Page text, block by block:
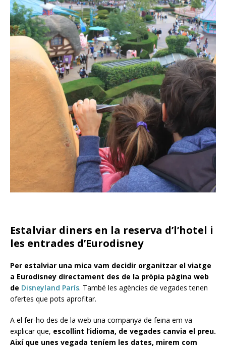
Estalviar diners en la reserva d’l’hotel i
les entrades d’Eurodisney
Per estalviar una mica vam decidir organitzar el viatge
a Eurodisney directament des de la pròpia pàgina web
de Disneyland París. També les agències de vegades tenen
ofertes que pots aprofitar.
A el fer-ho des de la web una companya de feina em va
explicar que, escollint l’idioma, de vegades canvia el preu.
Així que unes vegada teníem les dates, mirem com